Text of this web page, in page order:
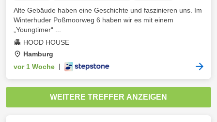
Alte Gebäude haben eine Geschichte und faszinieren uns. Im
Winterhuder Poßmoorweg 6 haben wir es mit einem
„Youngtimer“ ...
HOOD HOUSE
Hamburg
vor 1 Woche
WEITERE TREFFER ANZEIGEN